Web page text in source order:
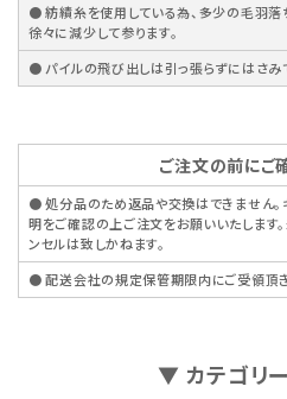
● 紡績糸を使用している為、多少の毛羽落
徐々に減少して参ります。
● パイルの飛び出しは引っ張らずにはさみ
ご注文の前にご
● 処分品のため返品や交換はできません
明をご確認の上ご注文をお願いいたします
ンセルは致しかねます。
● 配送会社の規定保管期限内にご受領頂き
▼ カテゴリ